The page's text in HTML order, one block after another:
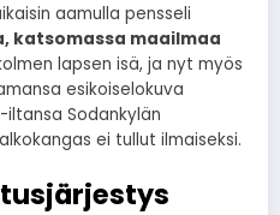
aamulla pensseli
katsomassa maailmaa
lapsen isä, ja nyt myös
esikoiselokuva
iltansa Sodankylän
ei tullut ilmaiseksi.